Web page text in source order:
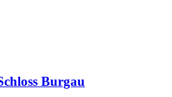
Burgau